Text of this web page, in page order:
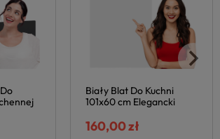
Biały Blat Do Kuchni
101x60 cm Elegancki
VENTO
160,00 zł